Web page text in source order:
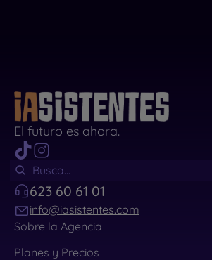
El futuro es ahora.
623 60 61 01
info@iasistentes.com
Sobre la Agencia
Planes y Precios